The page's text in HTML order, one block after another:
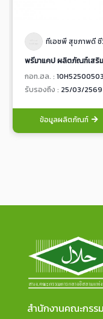
กอท.ฮล. :
รับรองถึง : 25/03/2569
ข้อมูลผลิตภัณฑ์
สำนักงานคณะกรร